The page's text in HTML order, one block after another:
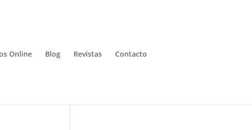
Online Blog Revistas Contacto